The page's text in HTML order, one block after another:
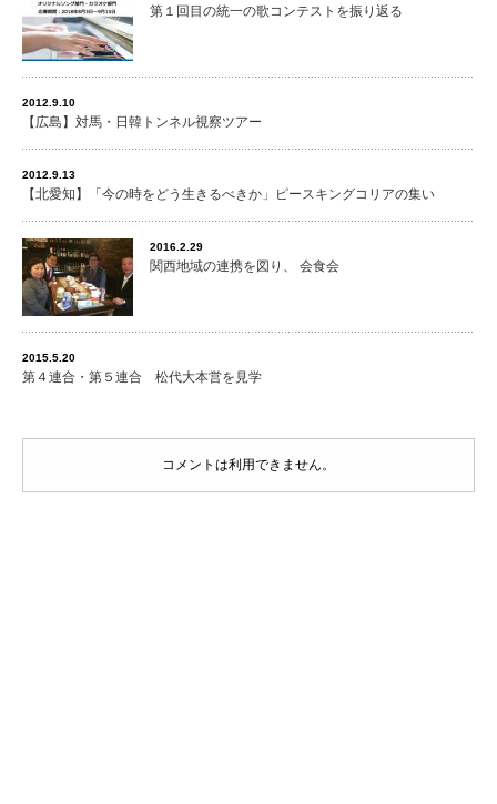
第１回目の統一の歌コンテストを振り返る
2012.9.10
【広島】対馬・日韓トンネル視察ツアー
2012.9.13
【北愛知】「今の時をどう生きるべきか」ピースキングコリアの集い
2016.2.29
関西地域の連携を図り、 会食会
2015.5.20
第４連合・第５連合 松代大本営を見学
コメントは利用できません。